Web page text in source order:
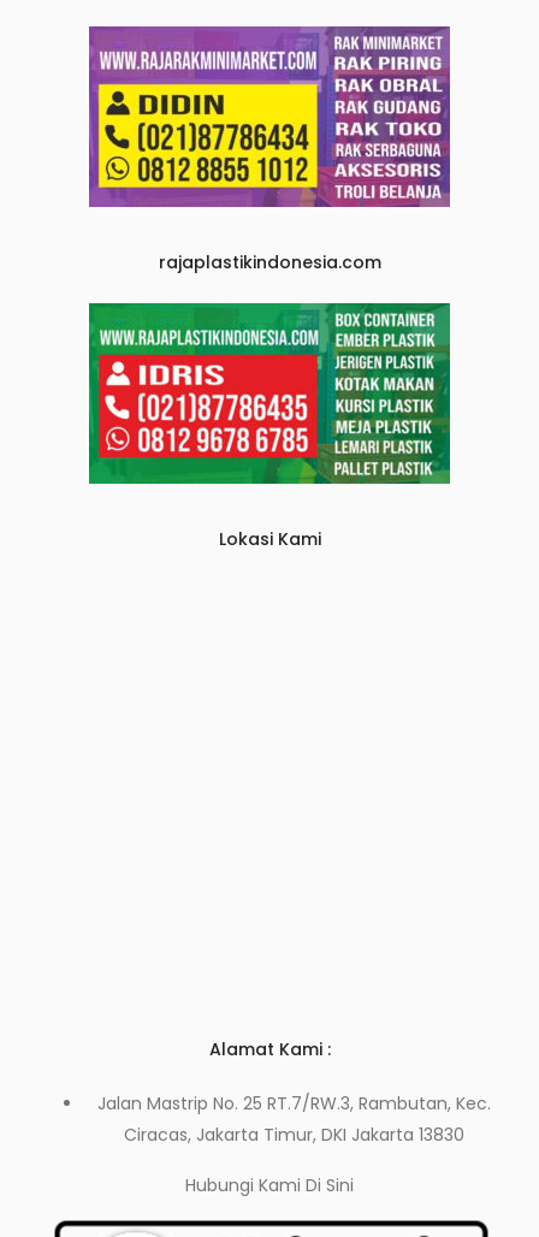
rajaplastikindonesia.com
Lokasi Kami
Alamat Kami :
Jalan Mastrip No. 25 RT.7/RW.3, Rambutan, Kec.
Ciracas, Jakarta Timur, DKI Jakarta 13830
Hubungi Kami Di Sini